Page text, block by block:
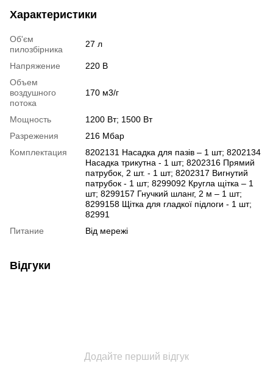
Характеристики
Об'єм
пилозбірника
27 л
Напряжение
220 В
Объем
воздушного
потока
170 м3/г
Мощность
1200 Вт; 1500 Вт
Разрежения
216 Мбар
Комплектация
8202131 Насадка для пазів – 1 шт; 8202134
Насадка трикутна - 1 шт; 8202316 Прямий
патрубок, 2 шт. - 1 шт; 8202317 Вигнутий
патрубок - 1 шт; 8299092 Кругла щітка – 1
шт; 8299157 Гнучкий шланг, 2 м – 1 шт;
8299158 Щітка для гладкої підлоги - 1 шт;
82991
Питание
Від мережі
Відгуки
Додайте перший відгук